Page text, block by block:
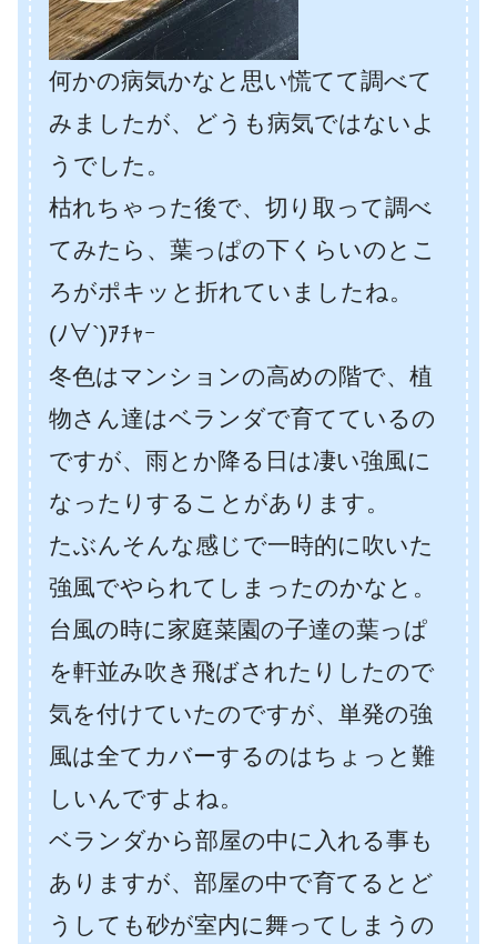
何かの病気かなと思い慌てて調べて
みましたが、どうも病気ではないよ
うでした。
枯れちゃった後で、切り取って調べ
てみたら、葉っぱの下くらいのとこ
ろがポキッと折れていましたね。
(ﾉ∀`)ｱﾁｬｰ
冬色はマンションの高めの階で、植
物さん達はベランダで育てているの
ですが、雨とか降る日は凄い強風に
なったりすることがあります。
たぶんそんな感じで一時的に吹いた
強風でやられてしまったのかなと。
台風の時に家庭菜園の子達の葉っぱ
を軒並み吹き飛ばされたりしたので
気を付けていたのですが、単発の強
風は全てカバーするのはちょっと難
しいんですよね。
ベランダから部屋の中に入れる事も
ありますが、部屋の中で育てるとど
うしても砂が室内に舞ってしまうの